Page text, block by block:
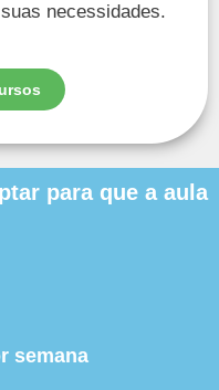
necessidades.
para que a aula
semana